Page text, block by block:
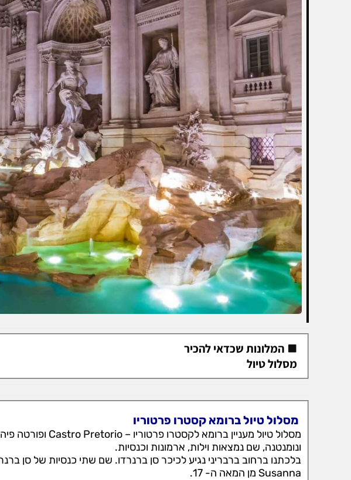
המלונות שכדאי להכיר
מסלול טיול
מסלול טיול ברומא קסטרו פרטוריו
ונומנטנה, שם נמצאות וילות, ארמונות וכנסיות.
Susanna מן המאה ה- 17.